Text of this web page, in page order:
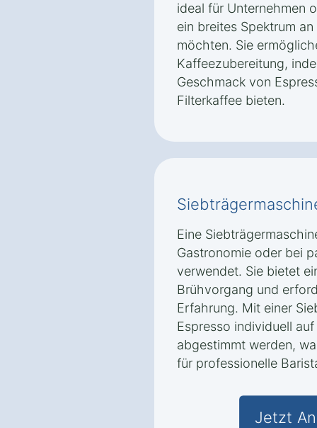
ideal für Unternehmen
ein breites Spektrum
möchten. Sie
Kaffeezubereitung,
Geschmack von
Filterkaffee bieten.
Eine
Gastronomie oder bei
verwendet. Sie bietet
Brühvorgang und
Erfahrung. Mit einer
Espresso individuell
abgestimmt werden,
für professionelle
Jetzt